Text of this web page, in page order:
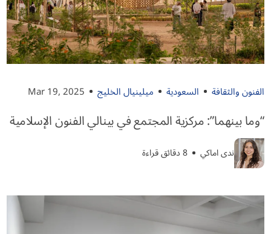
الفنون والثقافة السعودية ميلينيال الخليج Mar 19, 2025
“وما بينهما”: مركزية المجتمع في بينالي الفنون الإسلامية
ندى اماكي 8 دقائق قراءة